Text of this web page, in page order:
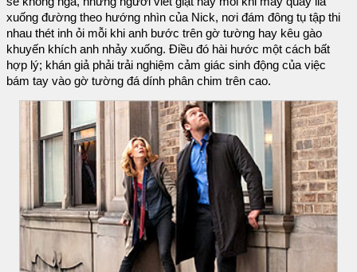
xuống đường theo hướng nhìn của Nick, nơi đám đông tụ tập thi
nhau thét inh ỏi mỗi khi anh bước trên gờ tường hay kêu gào
khuyến khích anh nhảy xuống. Điều đó hài hước một cách bất
hợp lý; khán giả phải trải nghiệm cảm giác sinh động của việc
bám tay vào gờ tường đá dính phân chim trên cao.